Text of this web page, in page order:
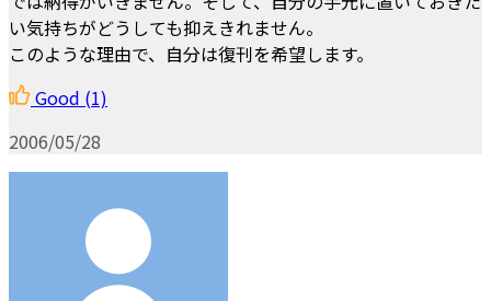
い気持ちがどうしても抑えきれません。
このような理由で、自分は復刊を希望します。
Good (1)
2006/05/28